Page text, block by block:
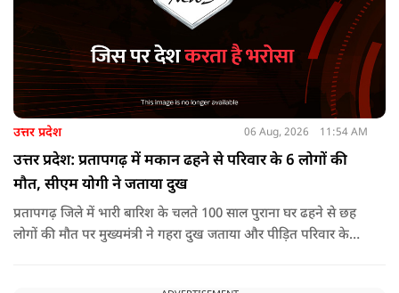
उत्तर प्रदेश 06 Aug, 2026 11:54 AM
उत्तर प्रदेश: प्रतापगढ़ में मकान ढहने से परिवार के 6 लोगों की
मौत, सीएम योगी ने जताया दुख
प्रतापगढ़ जिले में भारी बारिश के चलते 100 साल पुराना घर ढहने से छह
लोगों की मौत पर मुख्यमंत्री ने गहरा दुख जताया और पीड़ित परिवार के